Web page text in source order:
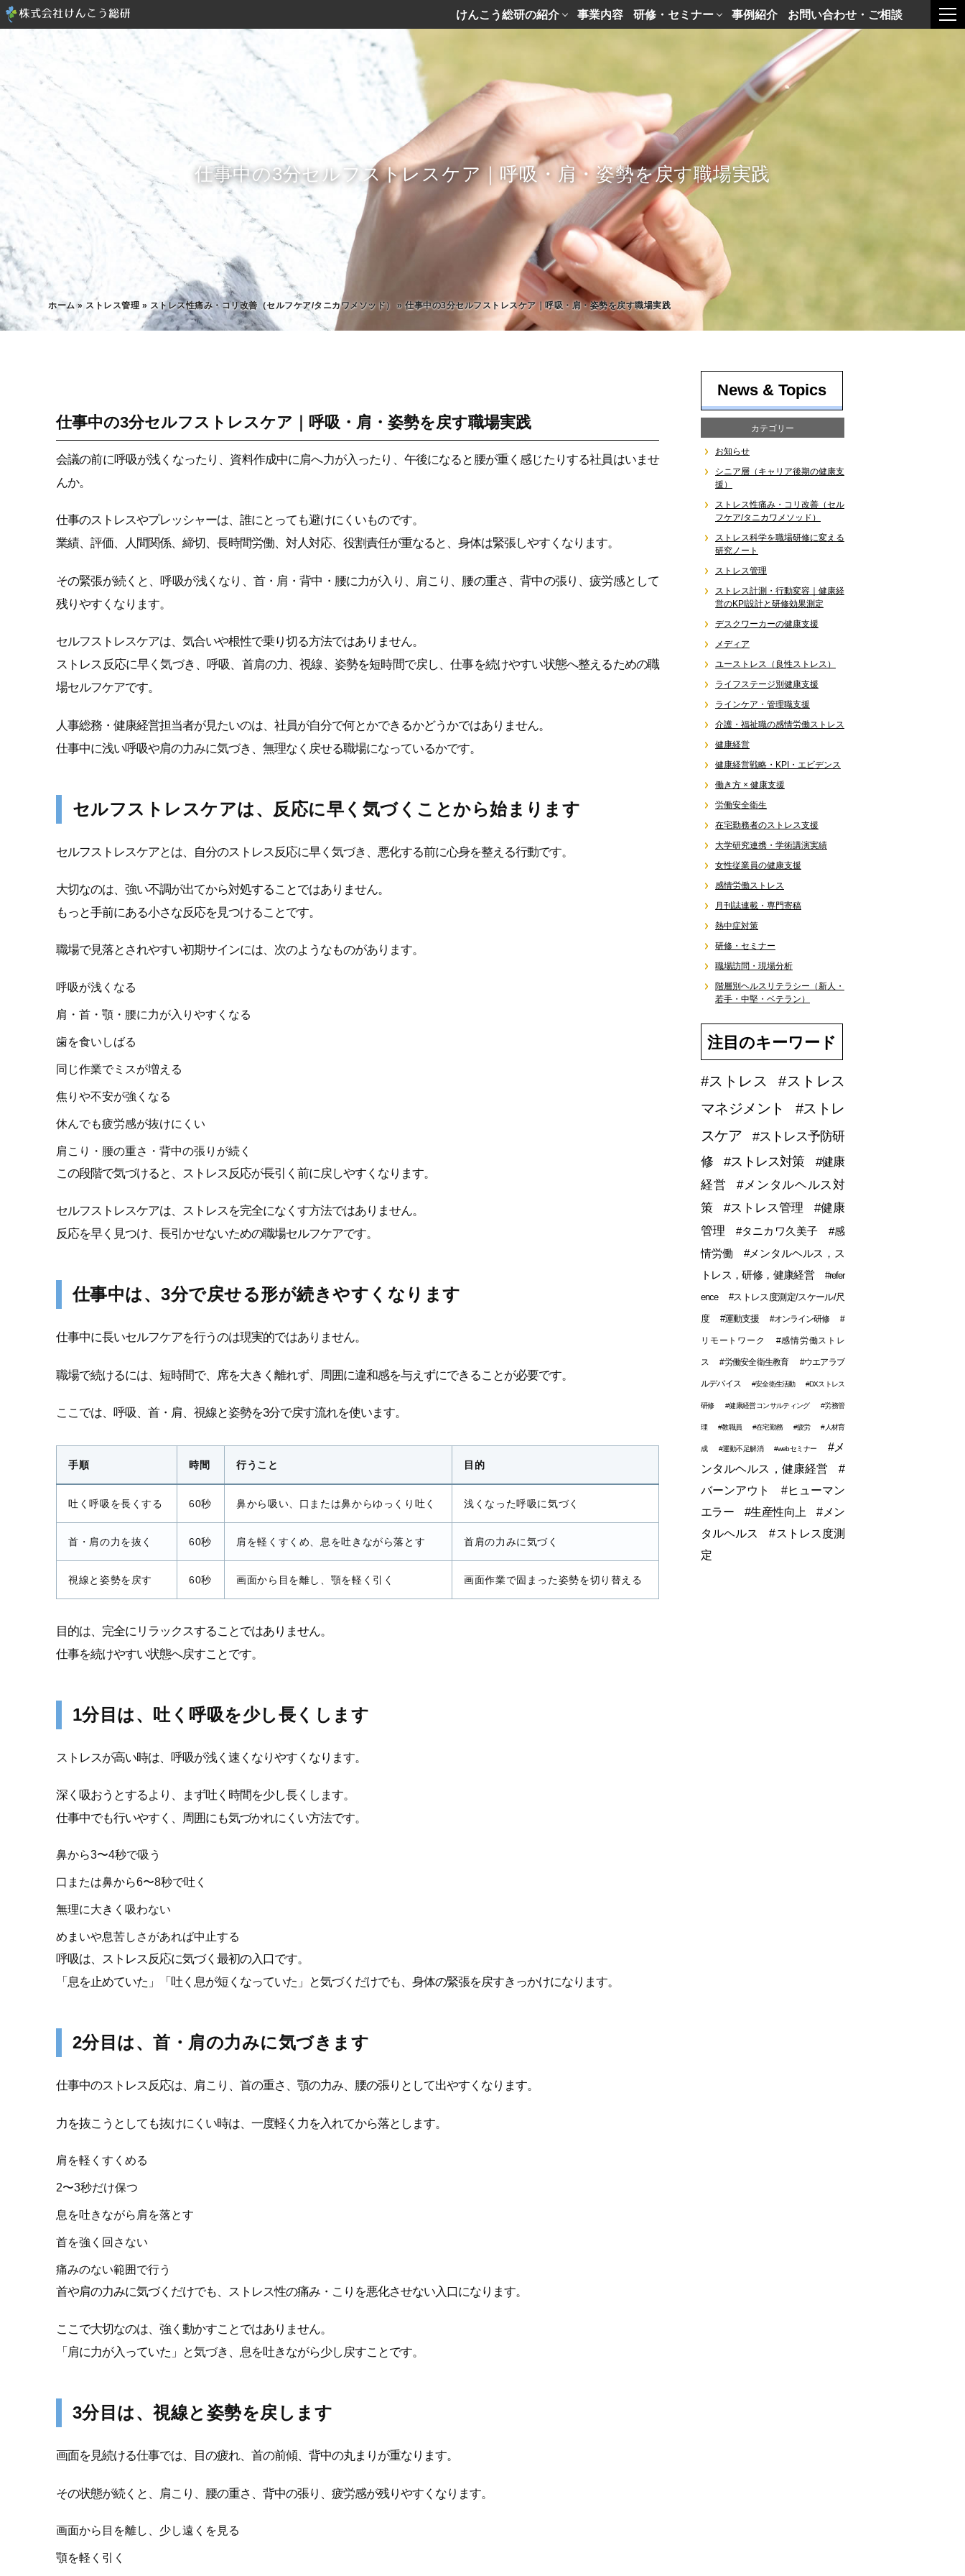
けんこう総研の紹介 事業内容 研修・セミナー 事例紹介 お問い合わせ・ご相談
仕事中の3分セルフストレスケア｜呼吸・肩・姿勢を戻す職場実践
ホーム» ストレス管理 » ストレス性痛み・コリ改善（セルフケア/タニカワメソッド） »仕事中の3分セルフストレスケア｜呼吸・肩・姿勢を戻す職場実践
仕事中の3分セルフストレスケア｜呼吸・肩・姿勢を戻す職場実践
会議の前に呼吸が浅くなったり、資料作成中に肩へ力が入ったり、午後になると腰が重く感じたりする社員はいませ
んか。
仕事のストレスやプレッシャーは、誰にとっても避けにくいものです。
業績、評価、人間関係、締切、長時間労働、対人対応、役割責任が重なると、身体は緊張しやすくなります。
その緊張が続くと、呼吸が浅くなり、首・肩・背中・腰に力が入り、肩こり、腰の重さ、背中の張り、疲労感として
残りやすくなります。
セルフストレスケアは、気合いや根性で乗り切る方法ではありません。
ストレス反応に早く気づき、呼吸、首肩の力、視線、姿勢を短時間で戻し、仕事を続けやすい状態へ整えるための職
場セルフケアです。
人事総務・健康経営担当者が見たいのは、社員が自分で何とかできるかどうかではありません。
仕事中に浅い呼吸や肩の力みに気づき、無理なく戻せる職場になっているかです。
セルフストレスケアは、反応に早く気づくことから始まります
セルフストレスケアとは、自分のストレス反応に早く気づき、悪化する前に心身を整える行動です。
大切なのは、強い不調が出てから対処することではありません。
もっと手前にある小さな反応を見つけることです。
職場で見落とされやすい初期サインには、次のようなものがあります。
呼吸が浅くなる
肩・首・顎・腰に力が入りやすくなる
歯を食いしばる
同じ作業でミスが増える
焦りや不安が強くなる
休んでも疲労感が抜けにくい
肩こり・腰の重さ・背中の張りが続く
この段階で気づけると、ストレス反応が長引く前に戻しやすくなります。
セルフストレスケアは、ストレスを完全になくす方法ではありません。
反応を早く見つけ、長引かせないための職場セルフケアです。
仕事中は、3分で戻せる形が続きやすくなります
仕事中に長いセルフケアを行うのは現実的ではありません。
職場で続けるには、短時間で、席を大きく離れず、周囲に違和感を与えずにできることが必要です。
ここでは、呼吸、首・肩、視線と姿勢を3分で戻す流れを使います。
手順 時間 行うこと 目的
吐く呼吸を長くする 60秒 鼻から吸い、口または鼻からゆっくり吐く 浅くなった呼吸に気づく
首・肩の力を抜く 60秒 肩を軽くすくめ、息を吐きながら落とす 首肩の力みに気づく
視線と姿勢を戻す 60秒 画面から目を離し、顎を軽く引く 画面作業で固まった姿勢を切り替える
目的は、完全にリラックスすることではありません。
仕事を続けやすい状態へ戻すことです。
1分目は、吐く呼吸を少し長くします
ストレスが高い時は、呼吸が浅く速くなりやすくなります。
深く吸おうとするより、まず吐く時間を少し長くします。
仕事中でも行いやすく、周囲にも気づかれにくい方法です。
鼻から3〜4秒で吸う
口または鼻から6〜8秒で吐く
無理に大きく吸わない
めまいや息苦しさがあれば中止する
呼吸は、ストレス反応に気づく最初の入口です。
「息を止めていた」「吐く息が短くなっていた」と気づくだけでも、身体の緊張を戻すきっかけになります。
2分目は、首・肩の力みに気づきます
仕事中のストレス反応は、肩こり、首の重さ、顎の力み、腰の張りとして出やすくなります。
力を抜こうとしても抜けにくい時は、一度軽く力を入れてから落とします。
肩を軽くすくめる
2〜3秒だけ保つ
息を吐きながら肩を落とす
首を強く回さない
痛みのない範囲で行う
首や肩の力みに気づくだけでも、ストレス性の痛み・こりを悪化させない入口になります。
ここで大切なのは、強く動かすことではありません。
「肩に力が入っていた」と気づき、息を吐きながら少し戻すことです。
3分目は、視線と姿勢を戻します
画面を見続ける仕事では、目の疲れ、首の前傾、背中の丸まりが重なります。
その状態が続くと、肩こり、腰の重さ、背中の張り、疲労感が残りやすくなります。
画面から目を離し、少し遠くを見る
顎を軽く引く
News & Topics
カテゴリー
お知らせ
シニア層（キャリア後期の健康支
援）
ストレス性痛み・コリ改善（セル
フケア/タニカワメソッド）
ストレス科学を職場研修に変える
研究ノート
ストレス管理
ストレス計測・行動変容｜健康経
営のKPI設計と研修効果測定
デスクワーカーの健康支援
メディア
ユーストレス（良性ストレス）
ライフステージ別健康支援
ラインケア・管理職支援
介護・福祉職の感情労働ストレス
健康経営
健康経営戦略・KPI・エビデンス
働き方 × 健康支援
労働安全衛生
在宅勤務者のストレス支援
大学研究連携・学術講演実績
女性従業員の健康支援
感情労働ストレス
月刊誌連載・専門寄稿
熱中症対策
研修・セミナー
職場訪問・現場分析
階層別ヘルスリテラシー（新人・
若手・中堅・ベテラン）
注目のキーワード
#ストレス
#ストレス
マネジメント
#ストレ
スケア
#ストレス予防研
修
#ストレス対策
#健康
経営
#メンタルヘルス対
策
#ストレス管理
#健康
管理
#タニカワ久美子
#感
情労働
#メンタルヘルス，ス
トレス，研修，健康経営
#refer
ence
#ストレス度測定/スケール/尺
度
#運動支援 #オンライン研修 #
リモートワーク #感情労働ストレ
ス #労働安全衛生教育 #ウエアラブ
ルデバイス #安全衛生活動 #DXストレス
研修 #健康経営コンサルティング #労務管
理 #教職員 #在宅勤務 #疲労 #人材育
成 #運動不足解消 #webセミナー
#メ
ンタルヘルス，健康経営
#
バーンアウト
#ヒューマン
エラー
#生産性向上
#メン
タルヘルス
#ストレス度測
定